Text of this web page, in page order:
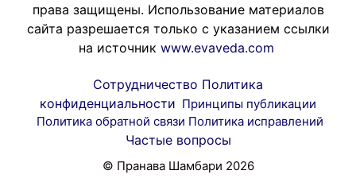
права защищены. Использование материалов
сайта разрешается только с указанием ссылки
на источник www.evaveda.com
Сотрудничество Политика
конфиденциальности Принципы публикации
Политика обратной связи Политика исправлений
Частые вопросы
© Пранава Шамбари 2026